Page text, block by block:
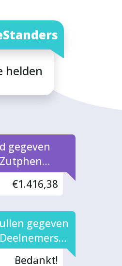
helden
gegeven
€1.416,38
gegeven
bijdrage
Bedankt!